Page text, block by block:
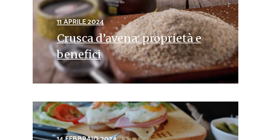
11 APRILE 2024
Crusca d’avena: proprietà e
benefici